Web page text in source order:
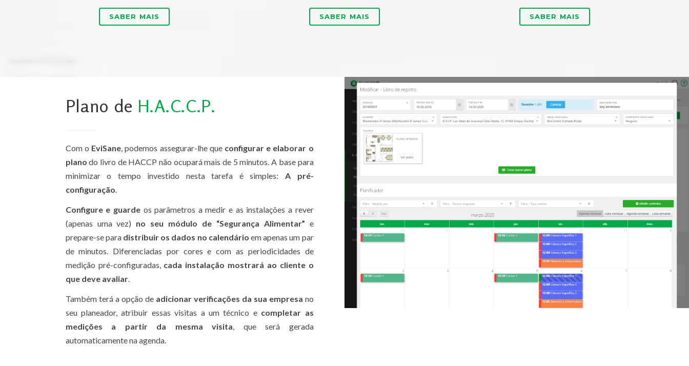
SABER MAIS SABER MAIS SABER MAIS
Plano de H.A.C.C.P.
Com o EviSane, podemos assegurar-lhe que configurar e elaborar o
plano do livro de HACCP não ocupará mais de 5 minutos. A base para
minimizar o tempo investido nesta tarefa é simples: A pré-
configuração.
Configure e guardeos parâmetros a medir e as instalações a rever
(apenas uma vez) no seu módulo de “Segurança Alimentar” e
prepare-se para distribuir os dados no calendário em apenas um par
de minutos. Diferenciadas por cores e com as periodicidades de
medição pré-configuradas, cada instalação mostrará ao cliente o
que deve avaliar.
Também terá a opção de adicionar verificações da sua empresa no
seu planeador, atribuir essas visitas a um técnico e completar as
medições a partir da mesma visita, que será gerada
automaticamente na agenda.